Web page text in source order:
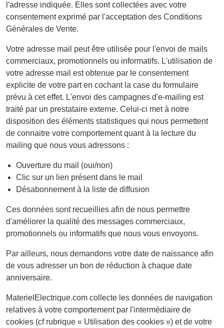
l'adresse indiquée. Elles sont collectées avec votre
consentement exprimé par l'acceptation des Conditions
Générales de Vente.
Votre adresse mail peut être utilisée pour l'envoi de mails
commerciaux, promotionnels ou informatifs. L'utilisation de
votre adresse mail est obtenue par le consentement
explicite de votre part en cochant la case du formulaire
prévu à cet effet. L'envoi des campagnes d'e-mailing est
traité par un prestataire externe. Celui-ci met à notre
disposition des éléments statistiques qui nous permettent
de connaitre votre comportement quant à la lecture du
mailing que nous vous adressons :
Ouverture du mail (oui/non)
Clic sur un lien présent dans le mail
Désabonnement à la liste de diffusion
Ces données sont recueillies afin de nous permettre
d'améliorer la qualité des messages commerciaux,
promotionnels ou informatifs que nous vous envoyons.
Par ailleurs, nous demandons votre date de naissance afin
de vous adresser un bon de réduction à chaque date
anniversaire.
MaterielElectrique.com collecte les données de navigation
relatives à votre comportement par l'intermédiaire de
cookies (cf rubrique « Utilisation des cookies ») et de votre